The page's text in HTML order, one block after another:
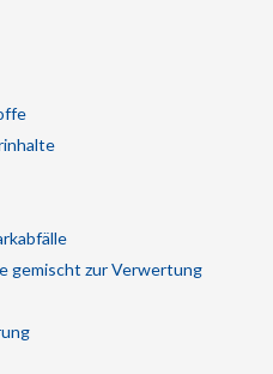
gemischt zur Verwertung